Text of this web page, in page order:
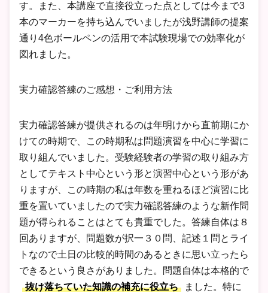
す。また、本講座で直接役立った点としては今まで3
本のマーカーを持ち込んでいましたが浅野講師の提案
通り4色ボールペンの活用で本試験現場での効率化が
図れました。
実力確認答練のご感想・ご利用方法
実力確認答練が提供されるのは年明けから直前期にか
けての時期で、この時期私は問題演習を中心に学習に
取り組んでいました。受験経験者の学習の取り組み方
としてテキスト中心という形と演習中心という形があ
りますが、この時期の私は年数を重ねるほど演習に比
重を置いていましたので実力確認答練のような新作問
題が得られることはとても貴重でした。答練自体は８
回ありますが、問題数が択一３０問、記述１問とライ
トなので土日の比較的時間のあるときに思い立ったら
できるという良さがありました。問題自体は本格的で
抜け落ちていた知識の補充に役立ち
ました。特に